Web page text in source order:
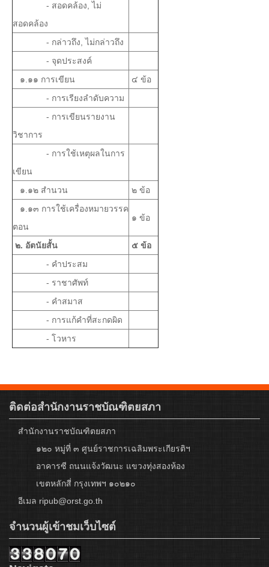
- สอดคล้อง, ไม่
สอดคล้อง
- กล่าวถึง, ไม่กล่าวถึง
- จุดประสงค์
๑.๑๑ การเขียน
๔ ข้อ
- การเรียงลำดับความ
- การเขียนรายงาน
วิชาการ
- การใช้เหตุผลในการ
เขียน
๑.๑๒ สำนวน
๒ ข้อ
๑.๑๓ การใช้เครื่องหมายวรรค
ตอน
๑ ข้อ
๒. อัตนัยสั้น
๕ ข้อ
- คำประสม
- ราชาศัพท์
- คำสมาส
- การแก้คำที่สะกดผิด
- โวหาร
ติดต่อสำนักงานราชบัณฑิตยสภา
สำนักงานราชบัณฑิตยสภา
๑๒๐ หมู่ที่ ๓ ศูนย์ราชการเฉลิมพระเกียรติฯ
อาคารซี ถนนแจ้งวัฒนะ แขวงทุ่งสองห้อง
เขตหลักสี่ กรุงเทพฯ ๑๐๒๑๐
อีเมล ripub@orst.go.th
จำนวนผู้เข้าชมเว็บไซต์